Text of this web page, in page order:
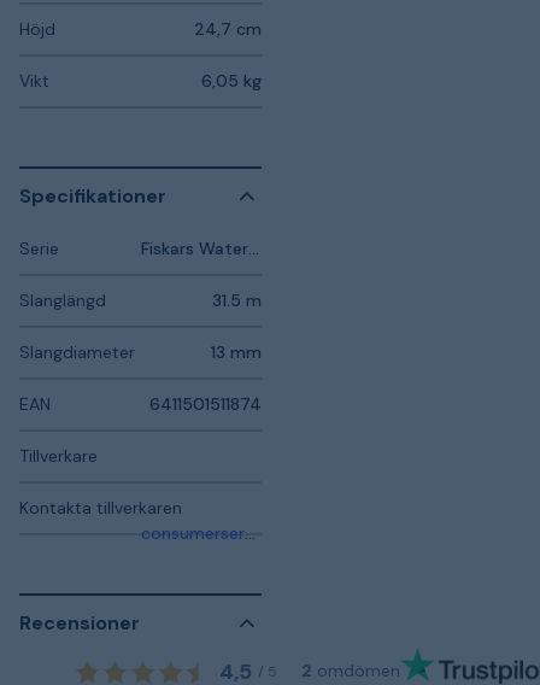
Höjd 24,7 cm
Vikt 6,05 kg
Specifikationer
Serie Fiskars Waterwheel
Slanglängd 31.5 m
Slangdiameter 13 mm
EAN 6411501511874
Tillverkare
Kontakta tillverkaren
consumerservice.se@fiskars.com
Recensioner
4,5 / 5 2 omdömen